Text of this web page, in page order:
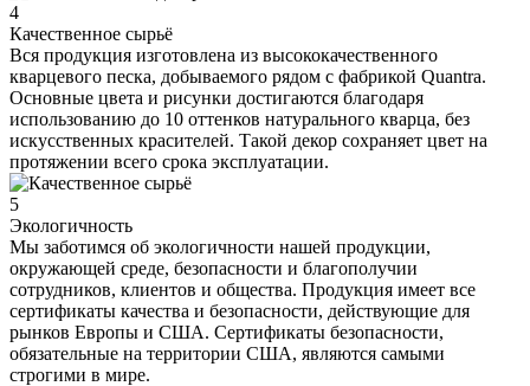
4
Качественное сырьё
Вся продукция изготовлена из высококачественного
кварцевого песка, добываемого рядом с фабрикой Quantra.
Основные цвета и рисунки достигаются благодаря
использованию до 10 оттенков натурального кварца, без
искусственных красителей. Такой декор сохраняет цвет на
протяжении всего срока эксплуатации.
5
Экологичность
Мы заботимся об экологичности нашей продукции,
окружающей среде, безопасности и благополучии
сотрудников, клиентов и общества. Продукция имеет все
сертификаты качества и безопасности, действующие для
рынков Европы и США. Сертификаты безопасности,
обязательные на территории США, являются самыми
строгими в мире.